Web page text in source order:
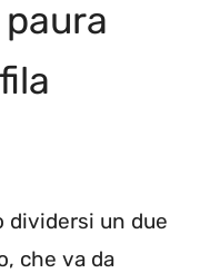
dividersi un due
che va da